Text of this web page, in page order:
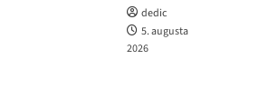
dedic
5. augusta
2026